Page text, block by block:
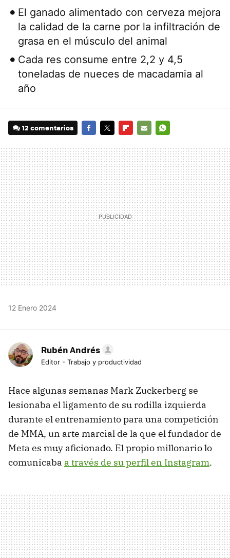
El ganado alimentado con cerveza mejora
la calidad de la carne por la infiltración de
grasa en el músculo del animal
Cada res consume entre 2,2 y 4,5
toneladas de nueces de macadamia al
año
12 comentarios
MAIL
12 Enero 2024
Rubén Andrés
Editor - Trabajo y productividad
Hace algunas semanas Mark Zuckerberg se
lesionaba el ligamento de su rodilla izquierda
durante el entrenamiento para una competición
de MMA, un arte marcial de la que el fundador de
Meta es muy aficionado. El propio millonario lo
comunicaba a través de su perfil en Instagram.